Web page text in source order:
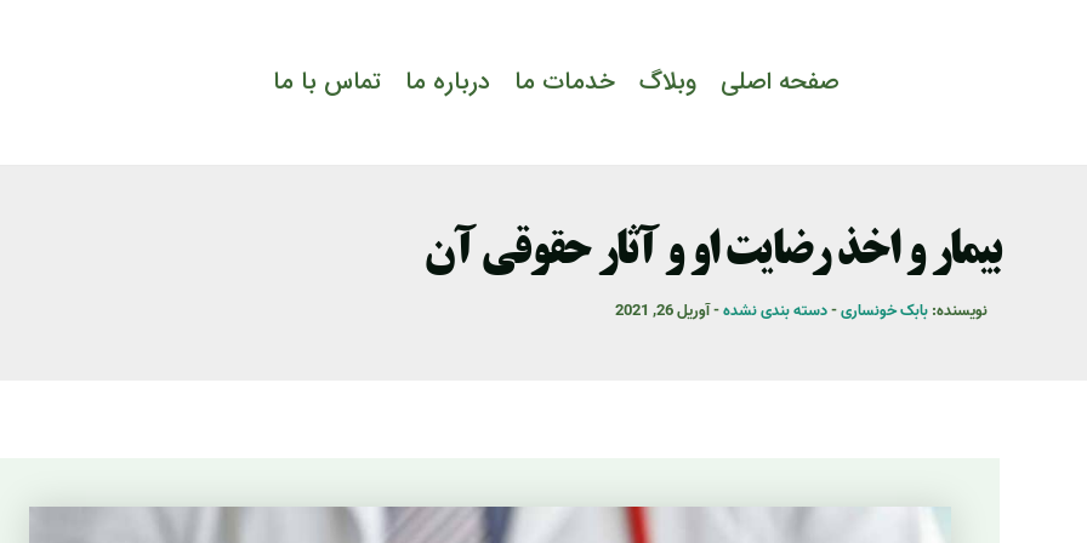
صفحه اصلی وبلاگ خدمات ما درباره ما تماس با ما
بیمار و اخذ رضایت او و آثار حقوقی آن
نویسنده:بابک خونساری-دسته بندی نشده-آوریل 26, 2021